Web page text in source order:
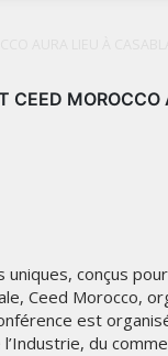
CEED
conçus
Ceed Morocco,
est
du